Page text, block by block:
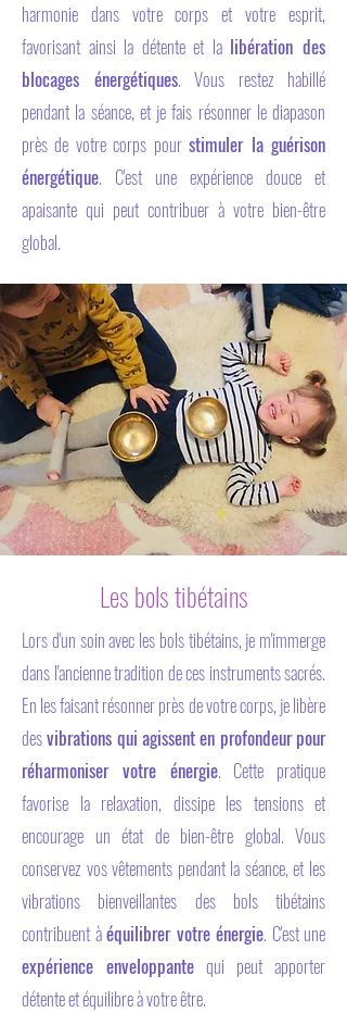
harmonie dans votre corps et votre esprit,
favorisant ainsi la détente et la libération des
blocages énergétiques. Vous restez habillé
pendant la séance, et je fais résonner le diapason
près de votre corps pourstimuler la guérison
énergétique. C'est une expérience douce et
apaisante qui peut contribuer à votre bien-être
global.
Les bols tibétains
Lors d'un soin avec les bols tibétains, je m'immerge
dans l'ancienne tradition de ces instruments sacrés.
En les faisant résonner près de votre corps, je libère
desvibrations qui agissent en profondeur pour
réharmoniser votre énergie. Cette pratique
favorise la relaxation, dissipe les tensions et
encourage un état de bien-être global. Vous
conservez vos vêtements pendant la séance, et les
vibrations bienveillantes des bols tibétains
contribuent àéquilibrer votre énergie. C'est une
expérience enveloppante qui peut apporter
détente et équilibre à votre être.